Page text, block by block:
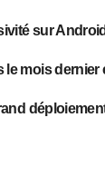
sur
mois dernier